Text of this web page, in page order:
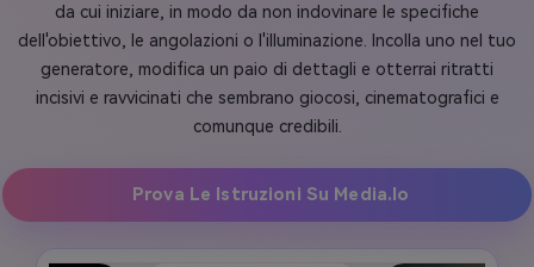
da cui iniziare, in modo da non indovinare le specifiche
dell'obiettivo, le angolazioni o l'illuminazione. Incolla uno nel tuo
generatore, modifica un paio di dettagli e otterrai ritratti
incisivi e ravvicinati che sembrano giocosi, cinematografici e
comunque credibili.
Prova Le Istruzioni Su Media.io